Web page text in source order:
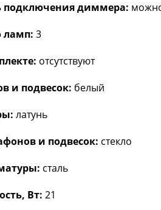
подключения диммера:
ламп: 3
отсутствуют
и подвесок: белый
латунь
и подвесок: стекло
сталь
Вт: 21